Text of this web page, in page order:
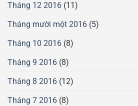
Tháng 12 2016 (11)
Tháng mười một 2016 (5)
Tháng 10 2016 (8)
Tháng 9 2016 (8)
Tháng 8 2016 (12)
Tháng 7 2016 (8)